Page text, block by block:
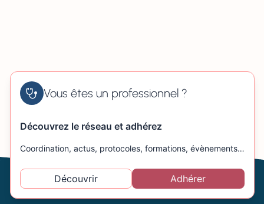
Vous êtes un professionnel ?
Découvrez le réseau et adhérez
Coordination, actus, protocoles, formations, évènements…
Découvrir Adhérer